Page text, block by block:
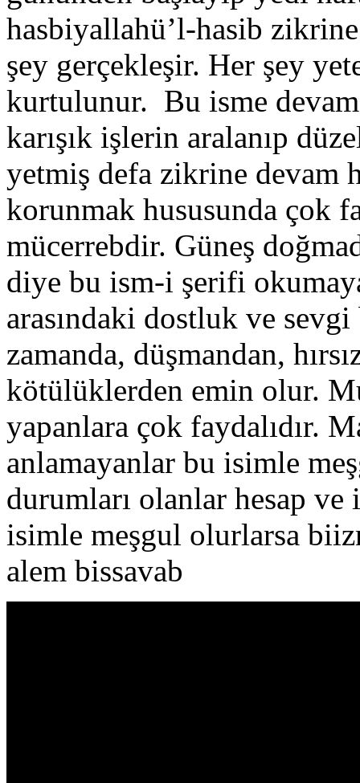
hasbiyallahü’l-hasib
şey gerçekleşir. Her şey
kurtulunur. Bu isme devam
karışık işlerin aralanıp
yetmiş defa zikrine devam
korunmak hususunda çok
mücerrebdir. Güneş
diye bu ism-i şerifi
arasındaki dostluk ve
zamanda, düşmandan,
kötülüklerden emin olur.
yapanlara çok faydalıdır.
anlamayanlar bu isimle
durumları olanlar hesap
isimle meşgul olurlarsa
alem bissavab